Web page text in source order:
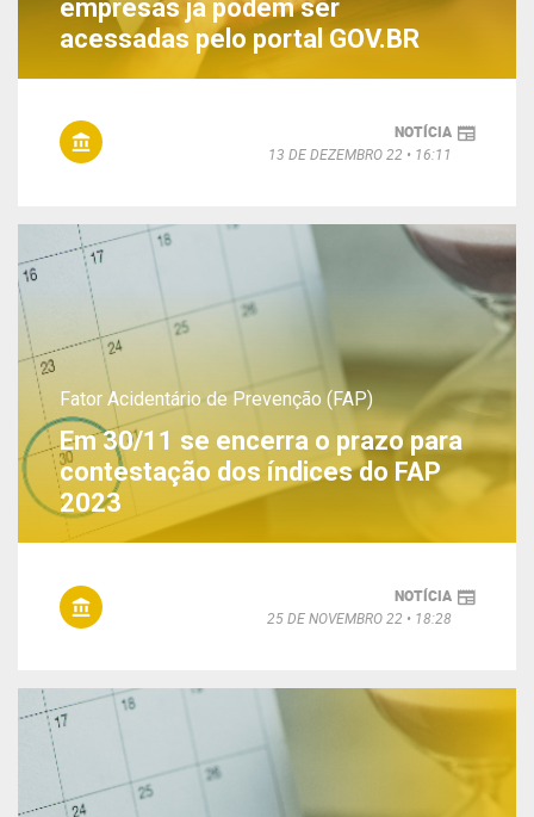
empresas já podem ser
acessadas pelo portal GOV.BR
NOTÍCIA
13 DE DEZEMBRO 22
16:11
Fator Acidentário de Prevenção (FAP)
Em 30/11 se encerra o prazo para
contestação dos índices do FAP
2023
NOTÍCIA
25 DE NOVEMBRO 22
18:28